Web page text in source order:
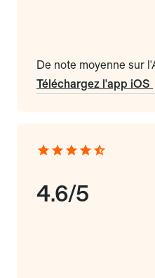
De note moyenne sur
Téléchargez l'app iOS
4.6/5